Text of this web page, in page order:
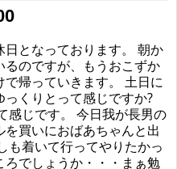
となっております。 朝か
のですが、もうおこずか
帰っていきます。 土日に
くりとって感じですか?
感じです。 今日我が長男の
を買いにおばあちゃんと出
も着いて行ってやりたかっ
でしょうか・・・まぁ勉